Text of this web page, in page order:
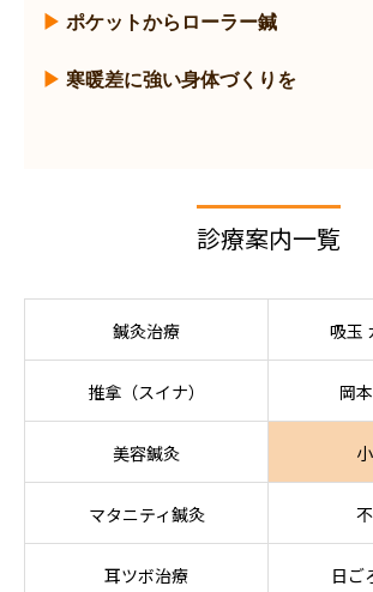
▶︎ ポケットからローラー鍼
▶︎ 寒暖差に強い身体づくりを
診療案内一覧
鍼灸治療 吸玉
推拿（スイナ） 岡
美容鍼灸
マタニティ鍼灸
耳ツボ治療 日ご